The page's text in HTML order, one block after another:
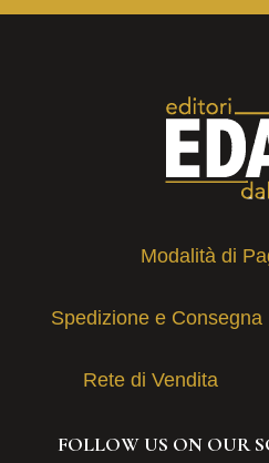
Modalità di
Spedizione e Consegna
Rete di Vendita
FOLLOW US ON OUR